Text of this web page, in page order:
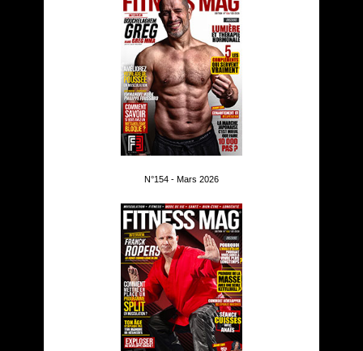
N°154 - Mars 2026